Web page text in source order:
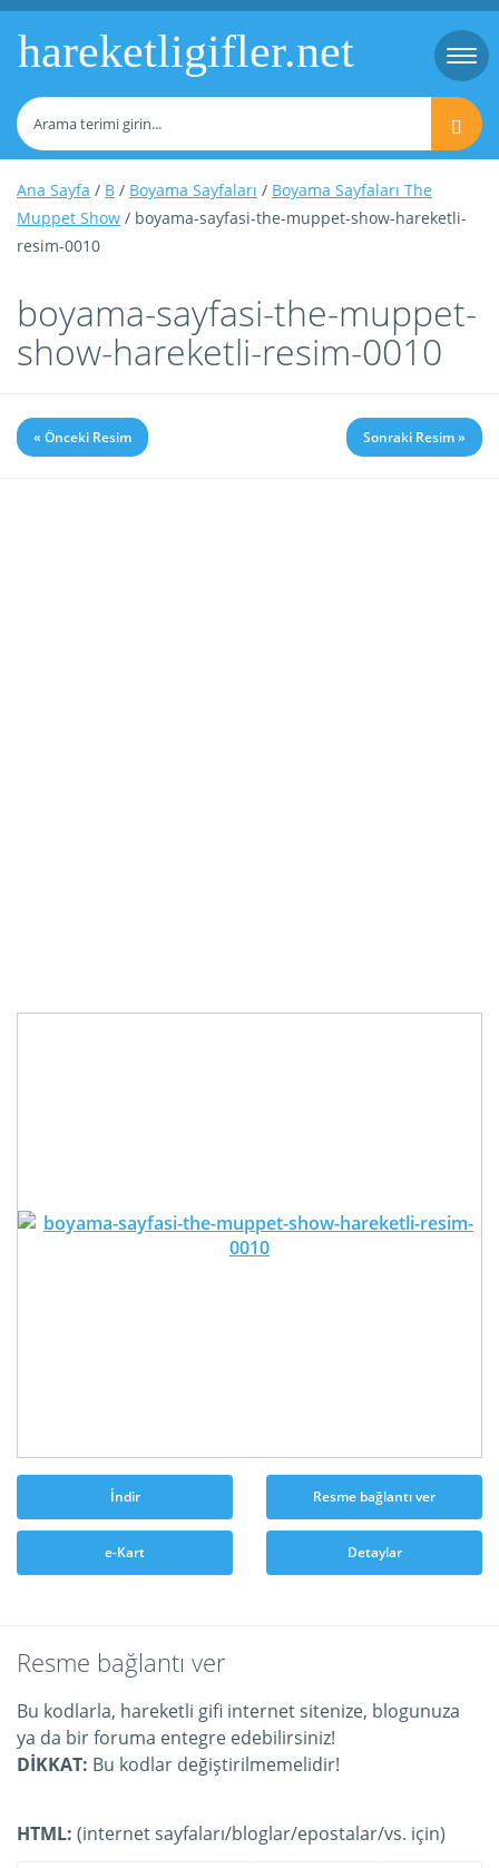
hareketligifler.net
Ana Sayfa / B / Boyama Sayfaları / Boyama Sayfaları The
Muppet Show / boyama-sayfasi-the-muppet-show-hareketli-
resim-0010
boyama-sayfasi-the-muppet-
show-hareketli-resim-0010
« Önceki Resim Sonraki Resim »
İndir Resme bağlantı ver
e-Kart Detaylar
Resme bağlantı ver
Bu kodlarla, hareketli gifi internet sitenize, blogunuza
ya da bir foruma entegre edebilirsiniz!
DİKKAT: Bu kodlar değiştirilmemelidir!
HTML: (internet sayfaları/bloglar/epostalar/vs. için)